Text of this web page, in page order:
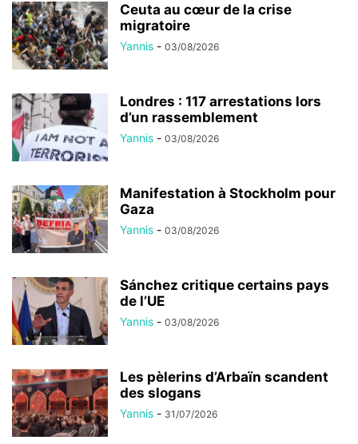
Ceuta au cœur de la crise
migratoire
Yannis - 03/08/2026
Londres : 117 arrestations lors
d’un rassemblement
Yannis - 03/08/2026
Manifestation à Stockholm pour
Gaza
Yannis - 03/08/2026
Sánchez critique certains pays
de l’UE
Yannis - 03/08/2026
Les pèlerins d’Arbaïn scandent
des slogans
Yannis - 31/07/2026